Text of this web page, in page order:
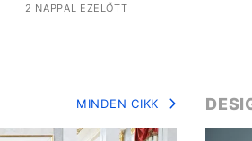
2 NAPPAL EZELŐTT
MINDEN CIKK